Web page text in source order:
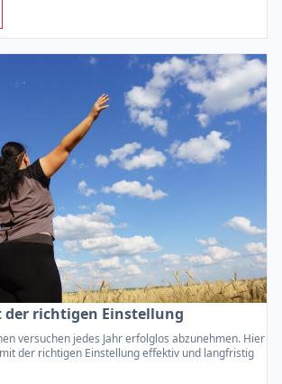
richtigen Einstellung
versuchen jedes Jahr erfolglos abzunehmen. Hier
der richtigen Einstellung effektiv und langfristig